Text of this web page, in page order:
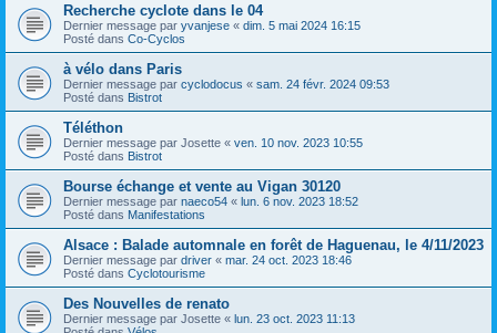
Recherche cyclote dans le 04
Dernier message par yvanjese « dim. 5 mai 2024 16:15
Posté dans Co-Cyclos
à vélo dans Paris
Dernier message par cyclodocus « sam. 24 févr. 2024 09:53
Posté dans Bistrot
Téléthon
Dernier message par Josette « ven. 10 nov. 2023 10:55
Posté dans Bistrot
Bourse échange et vente au Vigan 30120
Dernier message par naeco54 « lun. 6 nov. 2023 18:52
Posté dans Manifestations
Alsace : Balade automnale en forêt de Haguenau, le 4/11/2023
Dernier message par driver « mar. 24 oct. 2023 18:46
Posté dans Cyclotourisme
Des Nouvelles de renato
Dernier message par Josette « lun. 23 oct. 2023 11:13